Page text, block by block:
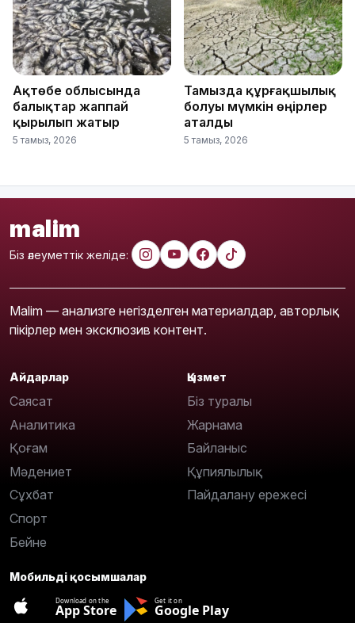
Ақтөбе облысында
балықтар жаппай
қырылып жатыр
5 тамыз, 2026
Тамызда құрғақшылық
болуы мүмкін өңірлер
аталды
5 тамыз, 2026
malim
Біз әлеуметтік желіде:
Malim — анализге негізделген материалдар, авторлық
пікірлер мен эксклюзив контент.
Айдарлар
Саясат
Аналитика
Қоғам
Мәдениет
Сұхбат
Спорт
Бейне
Қызмет
Біз туралы
Жарнама
Байланыс
Құпиялылық
Пайдалану ережесі
Мобильді қосымшалар
Download on the
App Store
Get it on
Google Play